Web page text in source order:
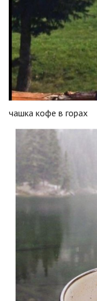
чашка кофе в горах